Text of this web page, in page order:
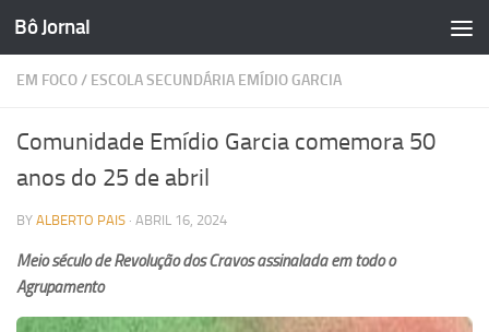
Skip to content
Bô Jornal
EM FOCO/ ESCOLA SECUNDÁRIA EMÍDIO GARCIA
Comunidade Emídio Garcia comemora 50
anos do 25 de abril
BY ALBERTO PAIS · ABRIL 16, 2024
Meio século de Revolução dos Cravos assinalada em todo o
Agrupamento